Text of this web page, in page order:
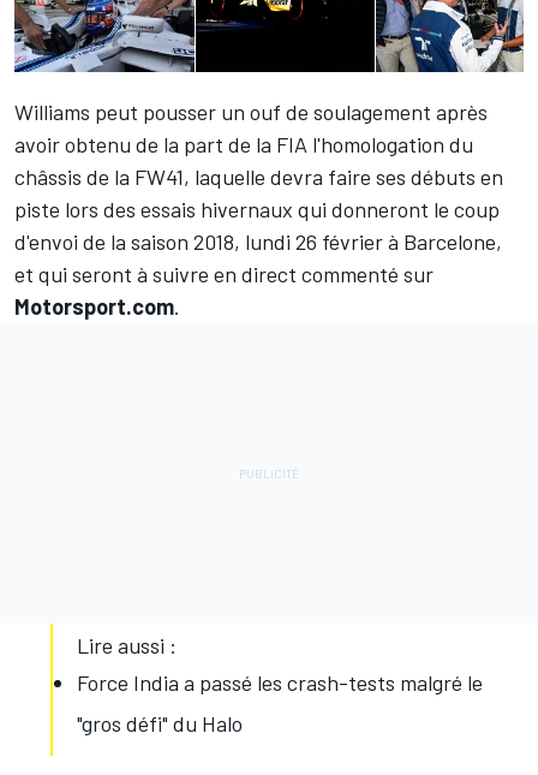
Williams peut pousser un ouf de soulagement après
avoir obtenu de la part de la FIA l'homologation du
châssis de la FW41, laquelle devra faire ses débuts en
piste lors des essais hivernaux qui donneront le coup
d'envoi de la saison 2018, lundi 26 février à Barcelone,
et qui seront à suivre en direct commenté sur
Motorsport.com.
Lire aussi :
Force India a passé les crash-tests malgré le
"gros défi" du Halo